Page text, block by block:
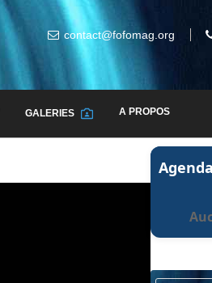
contact@fofomag.org
GALERIES A PROPOS
Agenda